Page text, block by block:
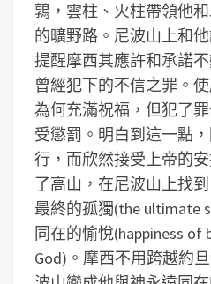
鶉，雲柱、火柱帶領他
的曠野路。尼波山上和
提醒摩西其應許和承諾
曾經犯下的不信之罪。
為何充滿祝福，但犯了
受懲罰。明白到這一點
行，而欣然接受上帝的
了高山，在尼波山上找
最終的孤獨(the ultimate
同在的愉悅(happiness of
God)。摩西不用跨越約